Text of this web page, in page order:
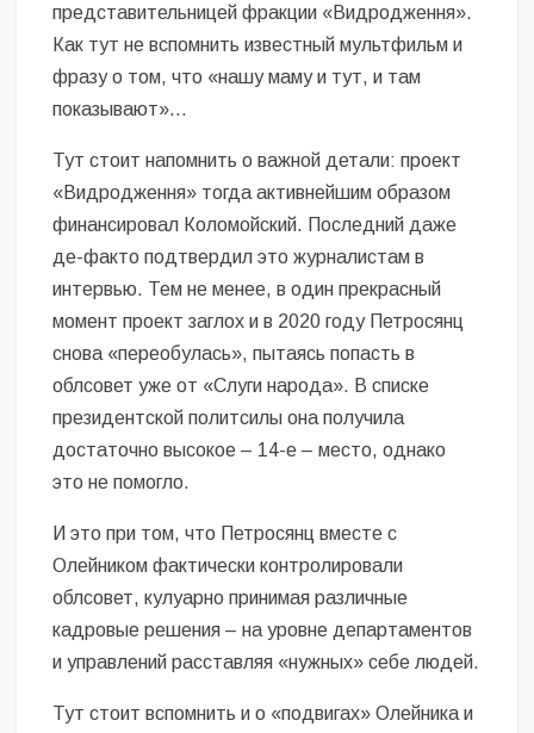
представительницей фракции «Видродження».
Как тут не вспомнить известный мультфильм и
фразу о том, что «нашу маму и тут, и там
показывают»…
Тут стоит напомнить о важной детали: проект
«Видродження» тогда активнейшим образом
финансировал Коломойский. Последний даже
де-факто подтвердил это журналистам в
интервью. Тем не менее, в один прекрасный
момент проект заглох и в 2020 году Петросянц
снова «переобулась», пытаясь попасть в
облсовет уже от «Слуги народа». В списке
президентской политсилы она получила
достаточно высокое – 14-е – место, однако
это не помогло.
И это при том, что Петросянц вместе с
Олейником фактически контролировали
облсовет, кулуарно принимая различные
кадровые решения – на уровне департаментов
и управлений расставляя «нужных» себе людей.
Тут стоит вспомнить и о «подвигах» Олейника и